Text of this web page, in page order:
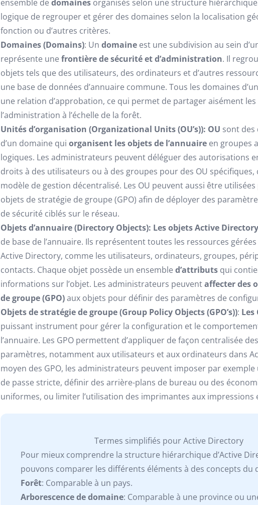
ensemble de domainesorganisés selon une structure
logique de regrouper et gérer des domaines selon la localisation
fonction ou d’autres critères.
Domaines (Domains): Un domaineest une subdivision au sein
représente une frontière de sécurité et d’administration. Il
objets tels que des utilisateurs, des ordinateurs et d’autres
une base de données d’annuaire commune. Tous les domaines
une relation d’approbation, ce qui permet de partager aisément
l’administration à l’échelle de la forêt.
Unités d’organisation (Organizational Units (OU’s)): OU sont des
d’un domaine qui organisent les objets de l’annuaireen groupes
logiques. Les administrateurs peuvent déléguer des autorisations
droits à des utilisateurs ou à des groupes pour des OU
modèle de gestion décentralisé. Les OU peuvent aussi être
objets de stratégie de groupe (GPO) afin de déployer des
de sécurité ciblés sur le réseau.
Objets d’annuaire (Directory Objects): Les objets Active Directory
de base de l’annuaire. Ils représentent toutes les ressources
Active Directory, comme les utilisateurs, ordinateurs, groupes,
contacts. Chaque objet possède un ensemble d’attributsqui
informations sur l’objet. Les administrateurs peuventaffecter des
de groupe (GPO)aux objets pour définir des paramètres de
Objets de stratégie de groupe (Group Policy Objects (GPO’s)): Les
puissant instrument pour gérer la configuration et le
l’annuaire. Les GPO permettent d’appliquer de façon centralisée
paramètres, notamment aux utilisateurs et aux ordinateurs dans
moyen des GPO, les administrateurs peuvent imposer par
de passe stricte, définir des arrière-plans de bureau ou des
uniformes, ou limiter l’utilisation des imprimantes aux impressions
Termes simplifiés pour Active Directory
Pour mieux comprendre la structure hiérarchique d’Active
pouvons comparer les différents éléments à des concepts du
Forêt: Comparable à un pays.
Arborescence de domaine: Comparable à une province ou